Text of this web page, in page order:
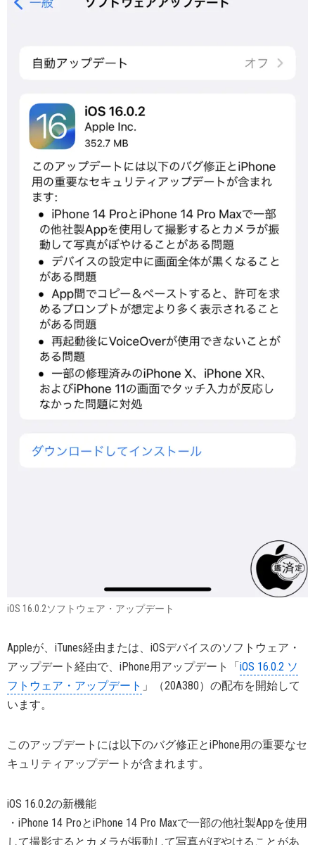
iOS 16.0.2ソフトウェア・アップデート
Appleが、iTunes経由または、iOSデバイスのソフトウェア・
アップデート経由で、iPhone用アップデート「 iOS 16.0.2 ソ
フトウェア・アップデート 」（20A380）の配布を開始して
います。
このアップデートには以下のバグ修正とiPhone用の重要なセ
キュリティアップデートが含まれます。
iOS 16.0.2の新機能
・iPhone 14 ProとiPhone 14 Pro Maxで一部の他社製Appを使用
して撮影するとカメラが振動して写真がぼやけることがあ